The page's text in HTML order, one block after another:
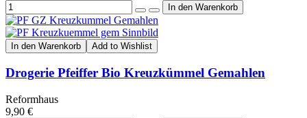
In den Warenkorb Add to Wishlist
Drogerie Pfeiffer Bio Kreuzkümmel Gemahlen
Reformhaus
9,90 €